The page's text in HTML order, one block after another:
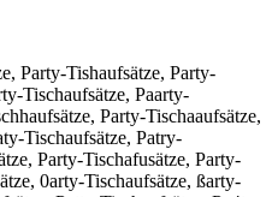
Party-Tishaufsätze, Party-
Tischaufsätze, Paarty-
Party-Tischaaufsätze,
Tischaufsätze, Patry-
Party-Tischafusätze, Party-
0arty-Tischaufsätze, ßarty-